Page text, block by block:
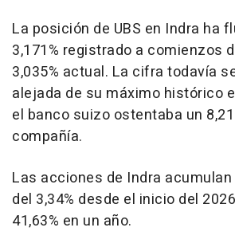
La posición de UBS en Indra ha
3,171% registrado a comienzos
3,035% actual. La cifra todavía
alejada de su máximo histórico
el banco suizo ostentaba un
compañía.
Las acciones de Indra
del 3,34% desde el inicio del
41,63% en un año.